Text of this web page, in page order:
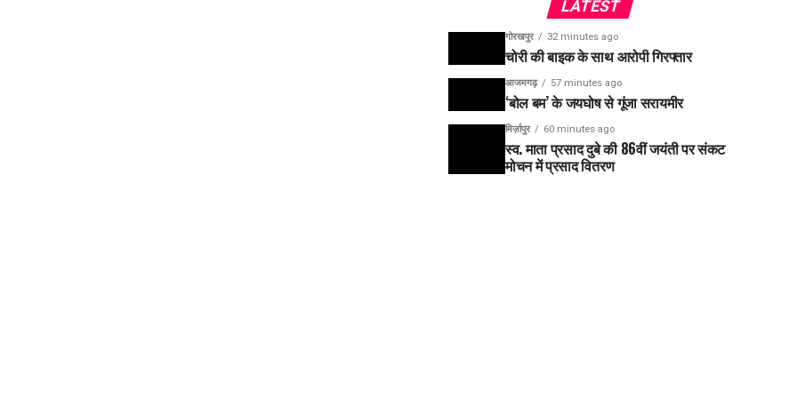
LATEST
गोरखपुर 32 minutes ago
चोरी की बाइक के साथ आरोपी गिरफ्तार
आजमगढ़ 57 minutes ago
‘बोल बम’ के जयघोष से गूंजा सरायमीर
मिर्ज़ापुर 60 minutes ago
स्व. माता प्रसाद दुबे की 86वीं जयंती पर संकट
मोचन में प्रसाद वितरण